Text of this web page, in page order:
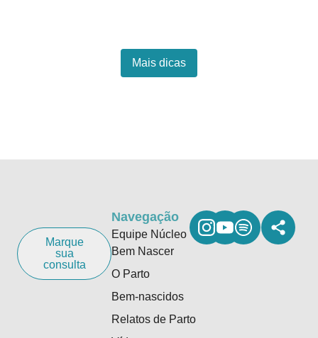
Mais dicas
Marque
sua
consulta
Navegação
Equipe Núcleo
Bem Nascer
O Parto
Bem-nascidos
Relatos de Parto